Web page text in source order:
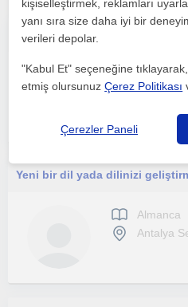
Ortaokul ve lise öğrencilerine
Almanca
Antalya
Almanca
Antalya
kişiselleştirmek, reklamları
yanı sıra size daha iyi bir
verileri depolar.
"Kabul Et" seçeneğine
etmiş olursunuzÇerez Politikası
Çerezler Paneli